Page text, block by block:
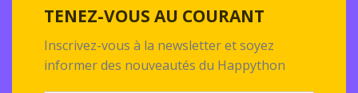
TENEZ-VOUS AU COURANT
Inscrivez-vous à la newsletter et soyez
informer des nouveautés du Happython